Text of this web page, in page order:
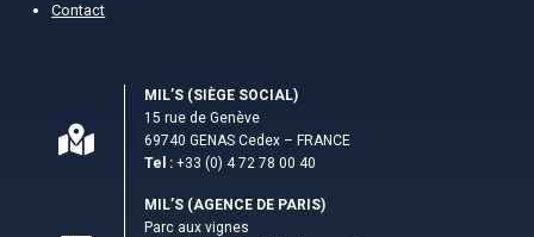
Contact
MIL’S (S­IÈGE SOCIAL)
15 rue de Genève
69740 GENAS Cedex – FRANCE
Tel : +33 (0) 4 72 78 00 40
MIL’S (AGENCE DE PARIS)
Parc aux vignes